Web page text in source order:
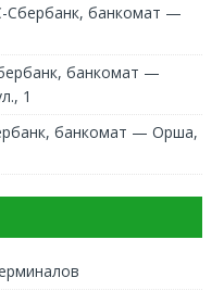
Сбербанк, банкомат —
банкомат —
1
банкомат — Орша,